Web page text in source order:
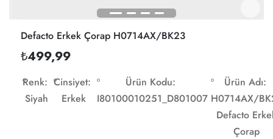
Defacto Erkek Çorap H0714AX/BK23
₺499,99
Renk:
Siyah
Cinsiyet:
Erkek
Ürün Kodu:
I80100010251_D801007
Ürün Adı:
H0714AX/
Defacto
Çorap